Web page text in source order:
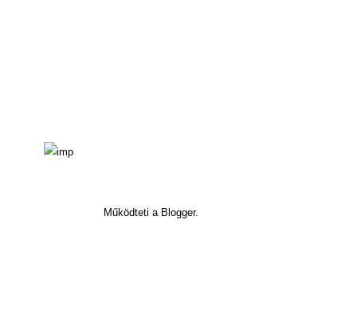
Működteti a Blogger.